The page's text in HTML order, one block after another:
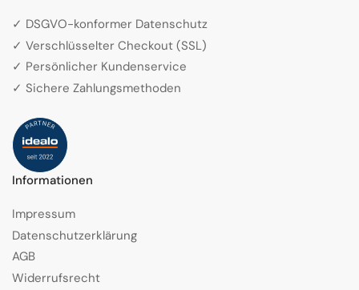
✓ DSGVO-konformer Datenschutz
✓ Verschlüsselter Checkout (SSL)
✓ Persönlicher Kundenservice
✓ Sichere Zahlungsmethoden
Informationen
Impressum
Datenschutzerklärung
AGB
Widerrufsrecht